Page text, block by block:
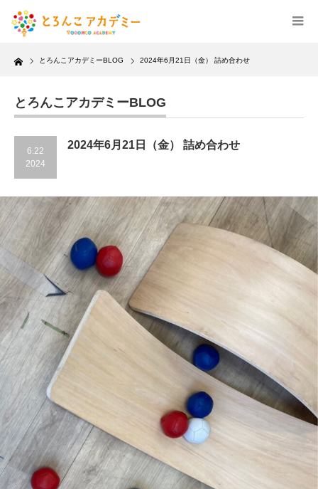
Home とろんこアカデミーBLOG 2024年6月21日（金） 詰め合わせ
とろんこアカデミーBLOG
6.22
2024
2024年6月21日（金） 詰め合わせ